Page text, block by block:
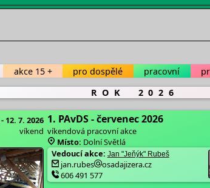
akce 15 + pro dospělé pracovní
ROK 2026
12. 7. 2026
víkend
1. PAvDS - červenec 2026
víkendová pracovní akce
Místo: Dolní Světlá
Vedoucí akce: Jan "Jeňýk" Rubeš
jan.rubes
osadajizera.cz
606 491 577